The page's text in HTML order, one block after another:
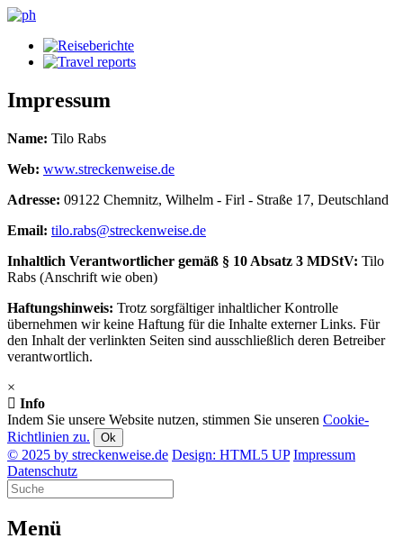
Impressum
Name: Tilo Rabs
Web: www.streckenweise.de
Adresse: 09122 Chemnitz, Wilhelm - Firl - Straße 17, Deutschland
Email: tilo.rabs@streckenweise.de
Inhaltlich Verantwortlicher gemäß § 10 Absatz 3 MDStV: Tilo
Rabs (Anschrift wie oben)
Haftungshinweis: Trotz sorgfältiger inhaltlicher Kontrolle
übernehmen wir keine Haftung für die Inhalte externer Links. Für
den Inhalt der verlinkten Seiten sind ausschließlich deren Betreiber
verantwortlich.
×
Info
Indem Sie unsere Website nutzen, stimmen Sie unseren Cookie-
Richtlinien zu.
Ok
© 2025 by streckenweise.de Design: HTML5 UP Impressum
Datenschutz
Menü